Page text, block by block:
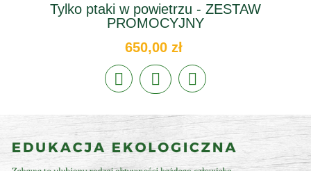
Tylko ptaki w powietrzu - ZESTAW
PROMOCYJNY
650,00 zł